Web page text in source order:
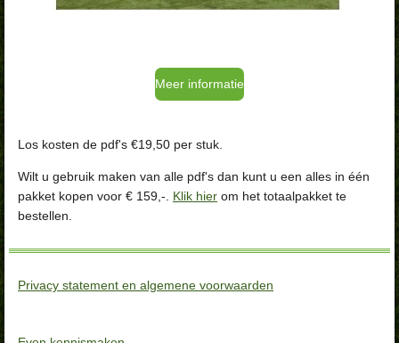
Meer informatie
Los kosten de pdf's €19,50 per stuk.
Wilt u gebruik maken van alle pdf's dan kunt u een alles in één
pakket kopen voor € 159,-. Klik hier om het totaalpakket te
bestellen.
Privacy statement en algemene voorwaarden